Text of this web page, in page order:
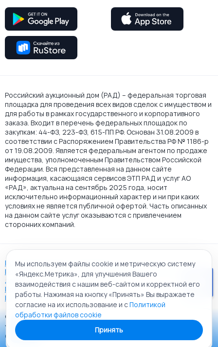
Российский аукционный дом (РАД) – федеральная торговая
площадка для проведения всех видов сделок с имуществом и
для работы в рамках государственного и корпоративного
заказа. Входит в перечень федеральных площадок по
закупкам: 44-ФЗ, 223-ФЗ, 615-ПП РФ. Основан 31.08.2009 в
соответствии с Распоряжением Правительства РФ № 1186-р
от 19.08.2009. Является федеральным агентом по продаже
имущества, уполномоченным Правительством Российской
Федерации. Вся представленная на данном сайте
информация, касающаяся сервисов ЭТП РАД и услуг АО
«РАД», актуальна на сентябрь 2025 года, носит
исключительно информационный характер и ни при каких
условиях не является публичной офертой. Часть описанных
на данном сайте услуг оказываются с привлечением
сторонних компаний.
Пользовательское соглашение
Политика АО "РАД" в отношении обработки персональных
данных
Политика обработки файлов cookie
Карта сайта
© 2009 - 2026 АО «Российский аукционный дом»
универсальная торговая площадка. Все права защищены.
Создание сайта: Alt It Solutions
Мы используем файлы cookie и метрическую систему
«Яндекс.Метрика», для улучшения Вашего
взаимодействия с нашим веб-сайтом и корректной его
работы. Нажимая на кнопку «Принять» Вы выражаете
согласие на их использование и сПолитикой
обработки файлов cookie
Принять
Приложение «РАД Каталог»
Теперь у вас в кармане все торги ЭТП РАД Lot-online